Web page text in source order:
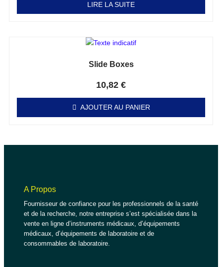
LIRE LA SUITE
Slide Boxes
10,82 €
AJOUTER AU PANIER
A Propos
Fournisseur de confiance pour les professionnels de la santé
et de la recherche, notre entreprise s’est spécialisée dans la
vente en ligne d’instruments médicaux, d’équipements
médicaux, d’équipements de laboratoire et de
consommables de laboratoire.